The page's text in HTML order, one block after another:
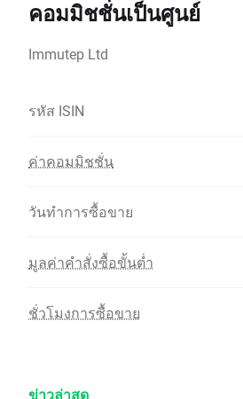
คอมมิชชั่นเป็นศูนย์
Immutep Ltd
รหัส ISIN
ค่าคอมมิชชั่น
วันทำการซื้อขาย
มูลค่าคำสั่งซื้อขั้นต่ำ
ชั่วโมงการซื้อขาย
ข่าวล่าสุด